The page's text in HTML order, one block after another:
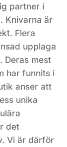
partner i
Knivarna är
Flera
upplaga
Deras mest
har funnits i
anser att
unika
det
Vi är därför